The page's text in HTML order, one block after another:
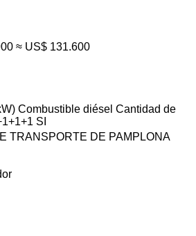
≈ US$ 131.600
Combustible diésel Cantidad de
SI
TRANSPORTE DE PAMPLONA